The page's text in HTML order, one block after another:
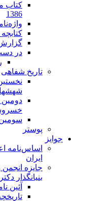
1386
کتابچه
گزارش
در
تاریخ شفاهی
دومین
سومین
پوستر
جوایز
اساس‌نامه
ایران
جایزه
بنیانگذار
آئین